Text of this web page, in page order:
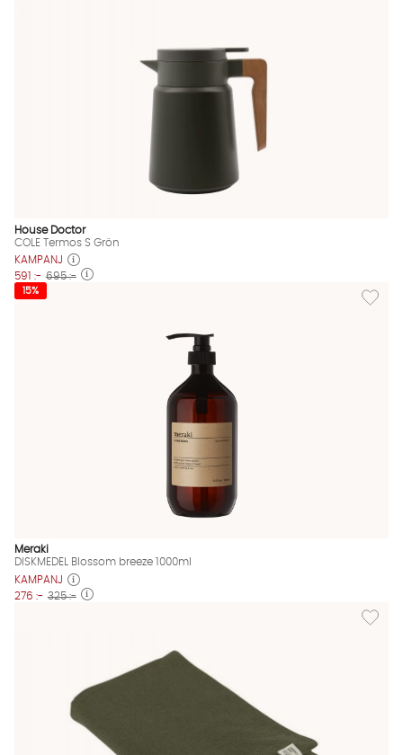
House Doctor
COLE Termos S Grön
KAMPANJ
591 :- 695 :-
Lägg
15%
Meraki
DISKMEDEL Blossom breeze 1000ml
KAMPANJ
276 :- 325 :-
Lägg